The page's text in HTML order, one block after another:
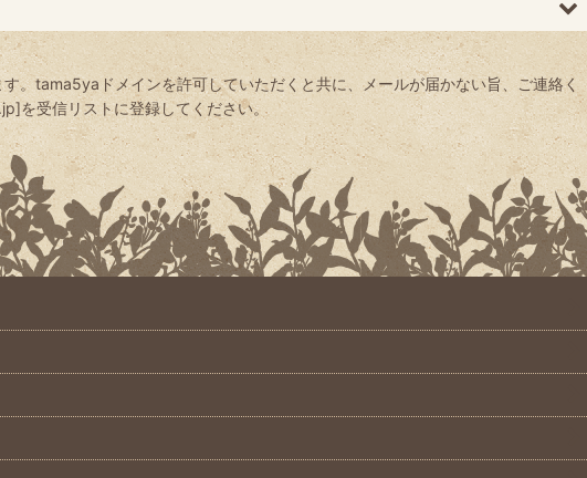
。tama5yaドメインを許可していただくと共に、メールが届かない旨、ご連絡く
を受信リストに登録してください。